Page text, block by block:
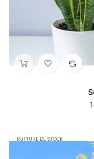
RUPTURE DE STOCK